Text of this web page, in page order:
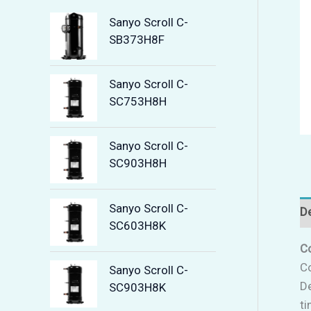
Sanyo Scroll C-
SB373H8F
Sanyo Scroll C-
SC753H8H
Sanyo Scroll C-
SC903H8H
Sanyo Scroll C-
SC603H8K
Sanyo Scroll C-
SC903H8K